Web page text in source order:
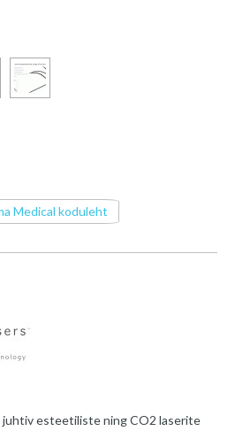
Medical koduleht
juhtiv esteetiliste ning CO2 laserite